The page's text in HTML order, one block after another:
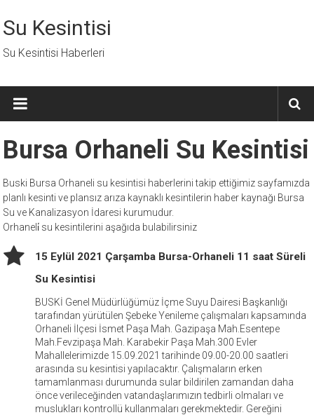
geç
Su Kesintisi
Su Kesintisi Haberleri
Bursa Orhaneli Su Kesintisi
Buski Bursa Orhaneli su kesintisi haberlerini takip ettiğimiz sayfamızda
planlı kesinti ve plansız arıza kaynaklı kesintilerin haber kaynağı Bursa
Su ve Kanalizasyon İdaresi kurumudur.
Orhaneli̇ su kesintilerini aşağıda bulabilirsiniz
15 Eylül 2021 Çarşamba Bursa-Orhaneli 11 saat Süreli
Su Kesintisi
BUSKİ Genel Müdürlüğümüz İçme Suyu Dairesi Başkanlığı
tarafından yürütülen Şebeke Yenileme çalışmaları kapsamında
Orhaneli İlçesi İsmet Paşa Mah. Gazipaşa Mah.Esentepe
Mah.Fevzipaşa Mah. Karabekir Paşa Mah.300 Evler
Mahallelerimizde 15.09.2021 tarihinde 09.00-20.00 saatleri
arasında su kesintisi yapılacaktır. Çalışmaların erken
tamamlanması durumunda sular bildirilen zamandan daha
önce verileceğinden vatandaşlarımızın tedbirli olmaları ve
muslukları kontrollü kullanmaları gerekmektedir. Gereğini